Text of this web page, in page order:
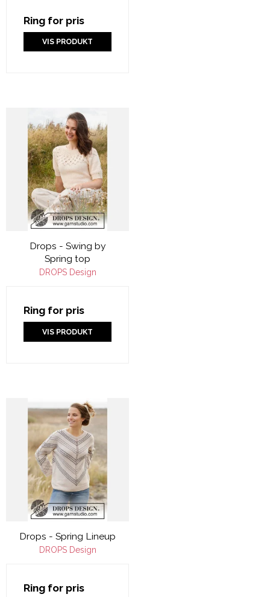
Ring for pris
VIS PRODUKT
Drops - Swing by
Spring top
DROPS Design
Ring for pris
VIS PRODUKT
Drops - Spring Lineup
DROPS Design
Ring for pris